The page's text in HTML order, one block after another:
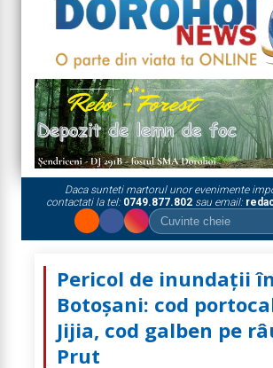
Daca sunteti martorul unor evenimente
contactati la tel: 0749.877.802sau email:
Pericol de inundații
Botoșani: cod
Jijia, cod galben pe
Prut